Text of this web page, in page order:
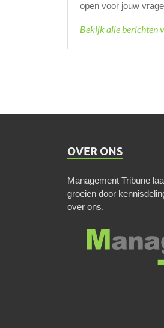
open voor jouw
Bekijk alle berichten
OVER ONS
Management Tribune
groeien door
over ons.